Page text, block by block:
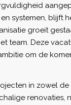
systemen, blijft
groeit
team. Deze
om de
in zowel
renovaties,